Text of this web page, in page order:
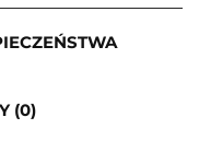
(0)